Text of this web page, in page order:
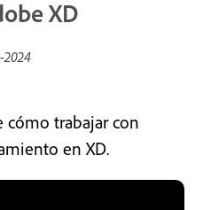
XD
2024
cómo trabajar con
en XD.